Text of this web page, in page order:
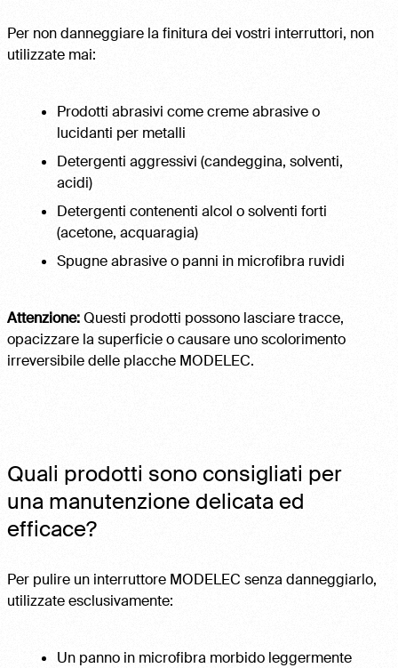
Per non danneggiare la finitura dei vostri interruttori, non
utilizzate mai:
Prodotti abrasivi come creme abrasive o
lucidanti per metalli
Detergenti aggressivi (candeggina, solventi,
acidi)
Detergenti contenenti alcol o solventi forti
(acetone, acquaragia)
Spugne abrasive o panni in microfibra ruvidi
Attenzione:Questi prodotti possono lasciare tracce,
opacizzare la superficie o causare uno scolorimento
irreversibile delle placche MODELEC.
Quali prodotti sono consigliati per
una manutenzione delicata ed
efficace?
Per pulire un interruttore MODELEC senza danneggiarlo,
utilizzate esclusivamente:
Un panno in microfibra morbido leggermente